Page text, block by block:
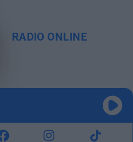
RADIO ONLINE